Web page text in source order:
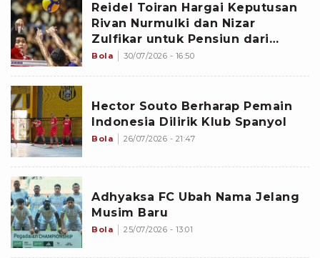
Reidel Toiran Hargai Keputusan
Rivan Nurmulki dan Nizar
Zulfikar untuk Pensiun dari
Timnas Voli Indonesia
Bola 30/07/2026 - 16:50
Hector Souto Berharap Pemain
Indonesia Dilirik Klub Spanyol
Bola 26/07/2026 - 21:47
Adhyaksa FC Ubah Nama Jelang
Musim Baru
Bola 25/07/2026 - 13:01